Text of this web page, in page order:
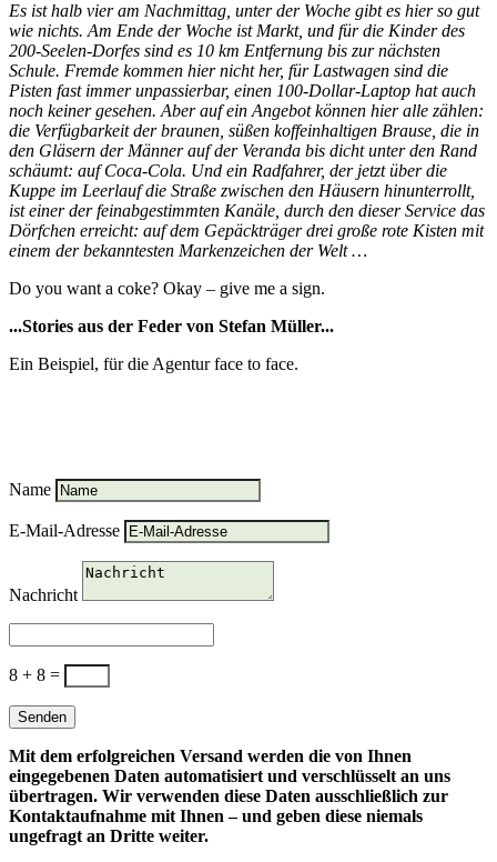
Es ist halb vier am Nachmittag, unter der Woche gibt es hier so gut
wie nichts. Am Ende der Woche ist Markt, und für die Kinder des
200-Seelen-Dorfes sind es 10 km Entfernung bis zur nächsten
Schule. Fremde kommen hier nicht her, für Lastwagen sind die
Pisten fast immer unpassierbar, einen 100-Dollar-Laptop hat auch
noch keiner gesehen. Aber auf ein Angebot können hier alle zählen:
die Verfügbarkeit der braunen, süßen koffeinhaltigen Brause, die in
den Gläsern der Männer auf der Veranda bis dicht unter den Rand
schäumt: auf Coca-Cola. Und ein Radfahrer, der jetzt über die
Kuppe im Leerlauf die Straße zwischen den Häusern hinunterrollt,
ist einer der feinabgestimmten Kanäle, durch den dieser Service das
Dörfchen erreicht: auf dem Gepäckträger drei große rote Kisten mit
einem der bekanntesten Markenzeichen der Welt …
Do you want a coke? Okay – give me a sign.
...Stories aus der Feder von Stefan Müller...
Ein Beispiel, für die Agentur face to face.
Name
E-Mail-Adresse
Nachricht
8 + 8 =
Senden
Mit dem erfolgreichen Versand werden die von Ihnen
eingegebenen Daten automatisiert und verschlüsselt an uns
übertragen. Wir verwenden diese Daten ausschließlich zur
Kontaktaufnahme mit Ihnen – und geben diese niemals
ungefragt an Dritte weiter.